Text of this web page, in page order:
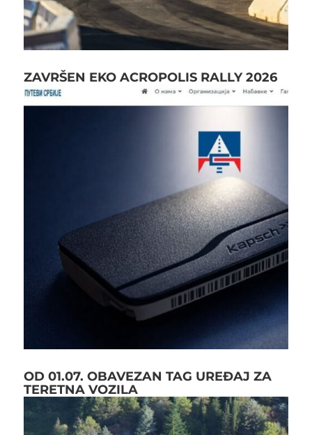
ZAVRŠEN EKO ACROPOLIS RALLY 2026
OD 01.07. OBAVEZAN TAG UREĐAJ ZA
TERETNA VOZILA